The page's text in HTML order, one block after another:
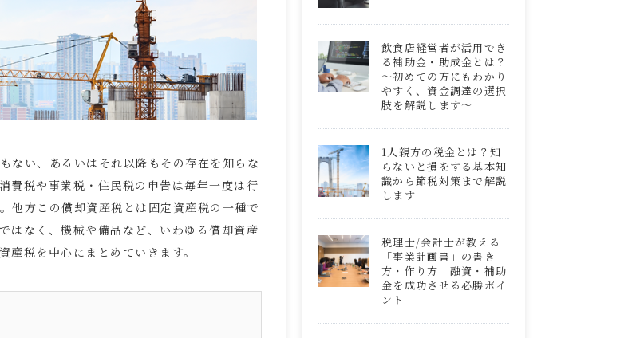
ない、あるいはそれ以降もその存在を知らな
費税や事業税・住民税の申告は毎年一度は行
他方この償却資産税とは固定資産税の一種で
はなく、機械や備品など、いわゆる償却資産
税を中心にまとめていきます。
飲食店経営者が活用でき
る補助金・助成金とは？
～初めての方にもわかり
やすく、資金調達の選択
肢を解説します～
1人親方の税金とは？知
らないと損をする基本知
識から節税対策まで解説
します
税理士/会計士が教える
「事業計画書」の書き
方・作り方｜融資・補助
金を成功させる必勝ポイ
ント